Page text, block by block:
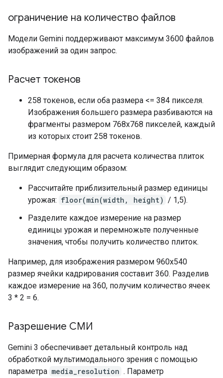
ограничение на количество файлов
Модели Gemini поддерживают максимум 3600 файлов
изображений за один запрос.
Расчет токенов
258 токенов, если оба размера <= 384 пикселя.
Изображения большего размера разбиваются на
фрагменты размером 768x768 пикселей, каждый
из которых стоит 258 токенов.
Примерная формула для расчета количества плиток
выглядит следующим образом:
Рассчитайте приблизительный размер единицы
урожая: floor(min(width, height) / 1,5).
Разделите каждое измерение на размер
единицы урожая и перемножьте полученные
значения, чтобы получить количество плиток.
Например, для изображения размером 960x540
размер ячейки кадрирования составит 360. Разделив
каждое измерение на 360, получим количество ячеек
3 * 2 = 6.
Разрешение СМИ
Gemini 3 обеспечивает детальный контроль над
обработкой мультимодального зрения с помощью
параметра media_resolution . Параметр